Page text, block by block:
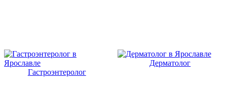
Гастроэнтеролог
Дерматолог